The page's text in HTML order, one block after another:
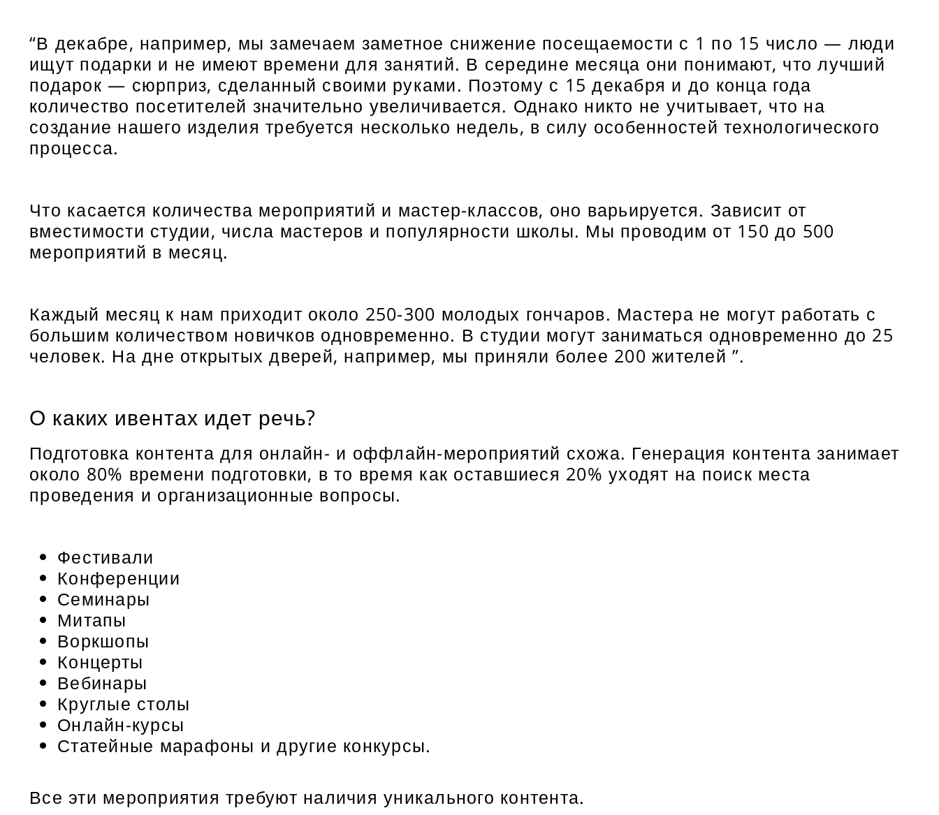
“В декабре, например, мы замечаем заметное снижение посещаемости с 1 по 15 число — люди
ищут подарки и не имеют времени для занятий. В середине месяца они понимают, что лучший
подарок — сюрприз, сделанный своими руками. Поэтому с 15 декабря и до конца года
количество посетителей значительно увеличивается. Однако никто не учитывает, что на
создание нашего изделия требуется несколько недель, в силу особенностей технологического
процесса.
Что касается количества мероприятий и мастер-классов, оно варьируется. Зависит от
вместимости студии, числа мастеров и популярности школы. Мы проводим от 150 до 500
мероприятий в месяц.
Каждый месяц к нам приходит около 250-300 молодых гончаров. Мастера не могут работать с
большим количеством новичков одновременно. В студии могут заниматься одновременно до 25
человек. На дне открытых дверей, например, мы приняли более 200 жителей ”.
О каких ивентах идет речь?
Подготовка контента для онлайн- и оффлайн-мероприятий схожа. Генерация контента занимает
около 80% времени подготовки, в то время как оставшиеся 20% уходят на поиск места
проведения и организационные вопросы.
Фестивали
Конференции
Семинары
Митапы
Воркшопы
Концерты
Вебинары
Круглые столы
Онлайн-курсы
Статейные марафоны и другие конкурсы.
Все эти мероприятия требуют наличия уникального контента.